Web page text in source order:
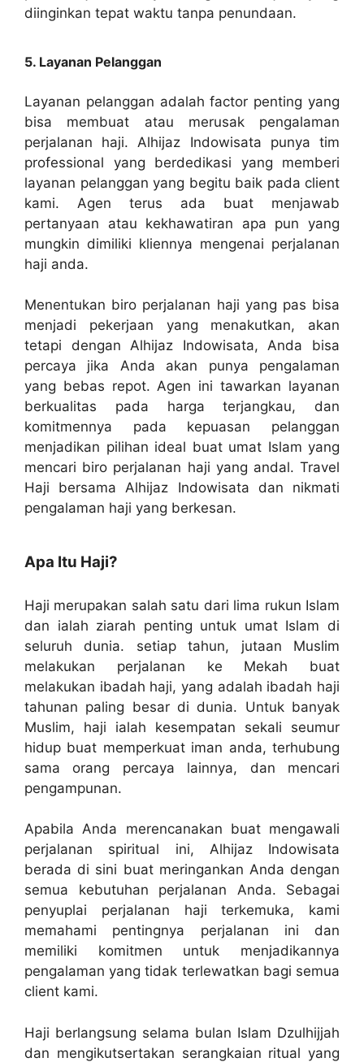
diinginkan tepat waktu tanpa penundaan.
5. Layanan Pelanggan
Layanan pelanggan adalah factor penting yang
bisa membuat atau merusak pengalaman
perjalanan haji. Alhijaz Indowisata punya tim
professional yang berdedikasi yang memberi
layanan pelanggan yang begitu baik pada client
kami. Agen terus ada buat menjawab
pertanyaan atau kekhawatiran apa pun yang
mungkin dimiliki kliennya mengenai perjalanan
haji anda.
Menentukan biro perjalanan haji yang pas bisa
menjadi pekerjaan yang menakutkan, akan
tetapi dengan Alhijaz Indowisata, Anda bisa
percaya jika Anda akan punya pengalaman
yang bebas repot. Agen ini tawarkan layanan
berkualitas pada harga terjangkau, dan
komitmennya pada kepuasan pelanggan
menjadikan pilihan ideal buat umat Islam yang
mencari biro perjalanan haji yang andal. Travel
Haji bersama Alhijaz Indowisata dan nikmati
pengalaman haji yang berkesan.
Apa Itu Haji?
Haji merupakan salah satu dari lima rukun Islam
dan ialah ziarah penting untuk umat Islam di
seluruh dunia. setiap tahun, jutaan Muslim
melakukan perjalanan ke Mekah buat
melakukan ibadah haji, yang adalah ibadah haji
tahunan paling besar di dunia. Untuk banyak
Muslim, haji ialah kesempatan sekali seumur
hidup buat memperkuat iman anda, terhubung
sama orang percaya lainnya, dan mencari
pengampunan.
Apabila Anda merencanakan buat mengawali
perjalanan spiritual ini, Alhijaz Indowisata
berada di sini buat meringankan Anda dengan
semua kebutuhan perjalanan Anda. Sebagai
penyuplai perjalanan haji terkemuka, kami
memahami pentingnya perjalanan ini dan
memiliki komitmen untuk menjadikannya
pengalaman yang tidak terlewatkan bagi semua
client kami.
Haji berlangsung selama bulan Islam Dzulhijjah
dan mengikutsertakan serangkaian ritual yang